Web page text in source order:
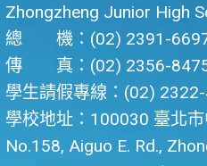
Zhongzheng Junior High
總 機：(02) 2391-
傳 真：(02) 2356-
學生請假專線：(02)
學校地址：100030 臺北
No.158, Aiguo E. Rd.,